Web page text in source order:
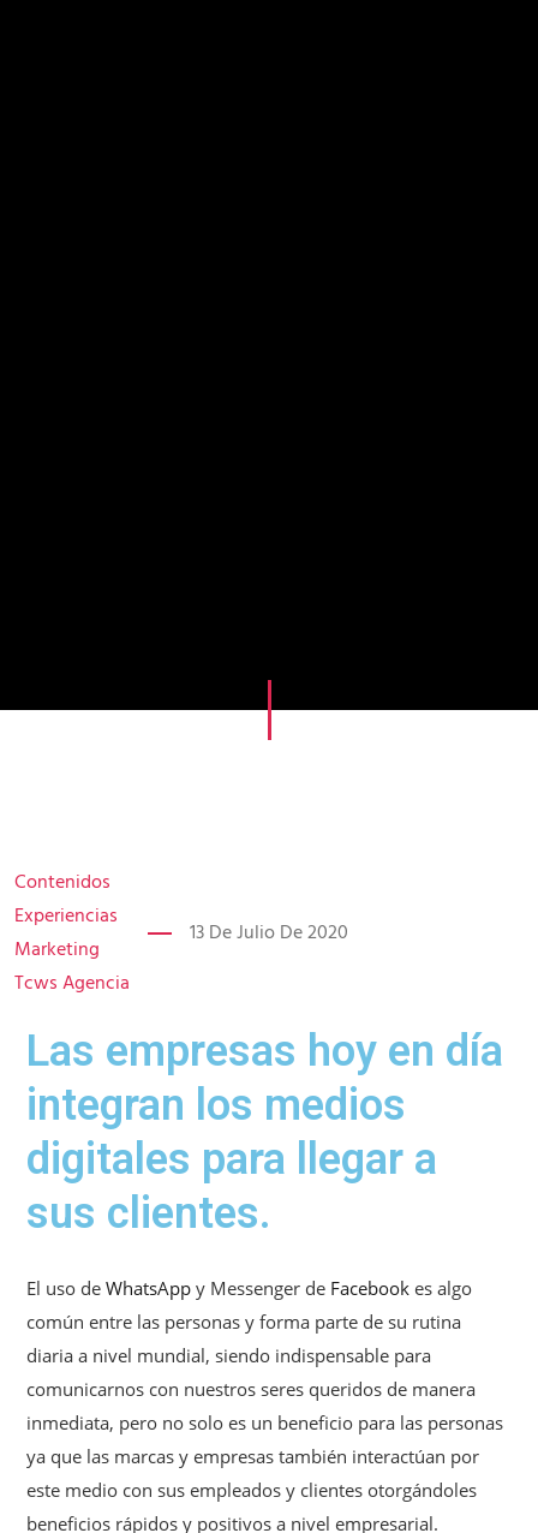
Contenidos
Experiencias
Marketing
Tcws Agencia
13 De Julio De 2020
Las empresas hoy en día
integran los medios
digitales para llegar a
sus clientes.
El uso de WhatsApp y Messenger de Facebook es algo
común entre las personas y forma parte de su rutina
diaria a nivel mundial, siendo indispensable para
comunicarnos con nuestros seres queridos de manera
inmediata, pero no solo es un beneficio para las personas
ya que las marcas y empresas también interactúan por
este medio con sus empleados y clientes otorgándoles
beneficios rápidos y positivos a nivel empresarial.